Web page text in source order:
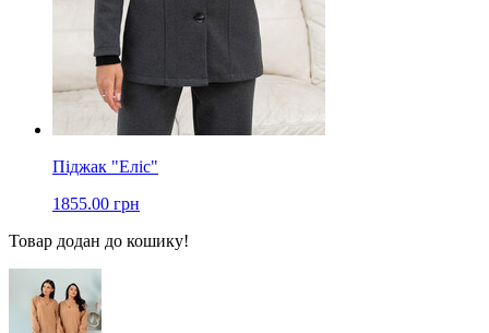
Піджак "Еліс"
1855.00 грн
Товар додан до кошику!